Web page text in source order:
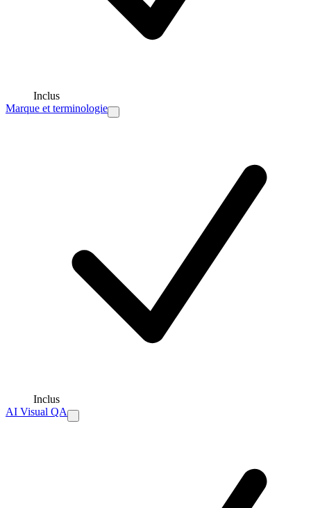
Inclus
Marque et terminologie
Inclus
AI Visual QA